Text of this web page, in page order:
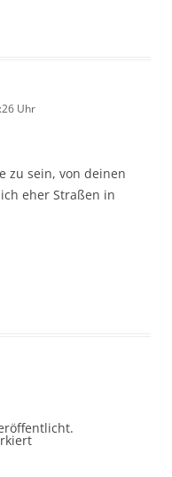
Uhr
zu sein, von deinen
eher Straßen in